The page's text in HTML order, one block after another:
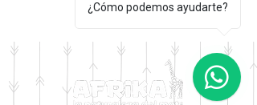
¿Cómo podemos ayudarte?